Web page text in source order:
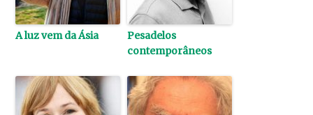
A luz vem da Ásia
Pesadelos
contemporâneos